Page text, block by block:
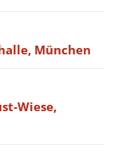
München
Wiese,